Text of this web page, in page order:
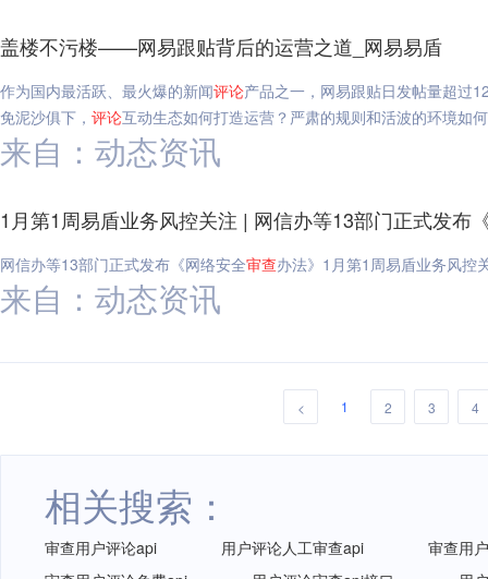
盖楼不污楼——网易跟贴背后的运营之道_网易易盾
作为国内最活跃、最火爆的新闻评论产品之一，网易跟贴日发帖量超过
免泥沙俱下， 评论互动生态如何打造运营？严肃的规则和活波的环境
来自：动态资讯
1月第1周易盾业务风控关注 | 网信办等13部门正式发布
网信办等13部门正式发布《网络安全审查办法》1月第1周易盾业务风控
来自：动态资讯
< 1 2 3 4
相关搜索：
审查用户评论api 用户评论人工审查api
审查用